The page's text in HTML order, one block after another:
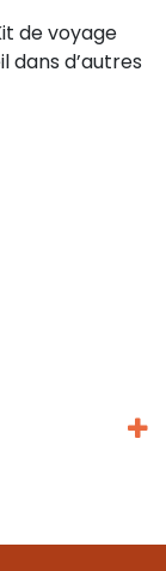
de voyage
d’autres